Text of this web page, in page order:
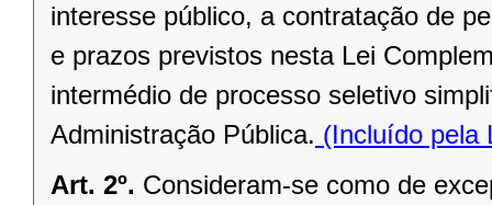
interesse público, a contratação de
e prazos previstos nesta Lei
intermédio de processo seletivo
Administração Pública. (Incluído pela
Art. 2º. Consideram-se como de